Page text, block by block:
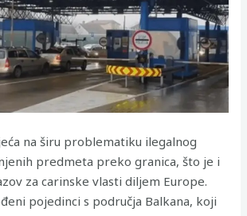
na širu problematiku ilegalnog
predmeta preko granica, što je i
za carinske vlasti diljem Europe.
pojedinci s područja Balkana, koji